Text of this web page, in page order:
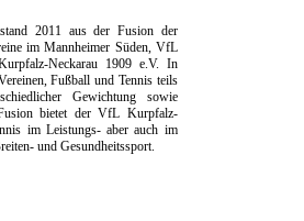
2011 aus der Fusion der
im Mannheimer Süden, VfL
Neckarau 1909 e.V. In
Fußball und Tennis teils
Gewichtung sowie
bietet der VfL Kurpfalz-
im Leistungs- aber auch im
und Gesundheitssport.